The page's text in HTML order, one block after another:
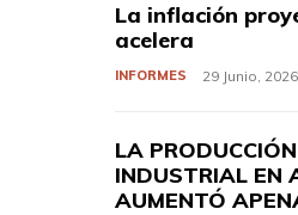
La inflación
acelera
INFORMES 29 Junio, 2026
LA
INDUSTRIAL EN
AUMENTÓ